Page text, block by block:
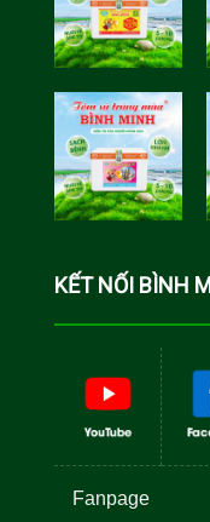
Hóa Bình
Minh
KẾT NỐI BÌNH
Fanpage